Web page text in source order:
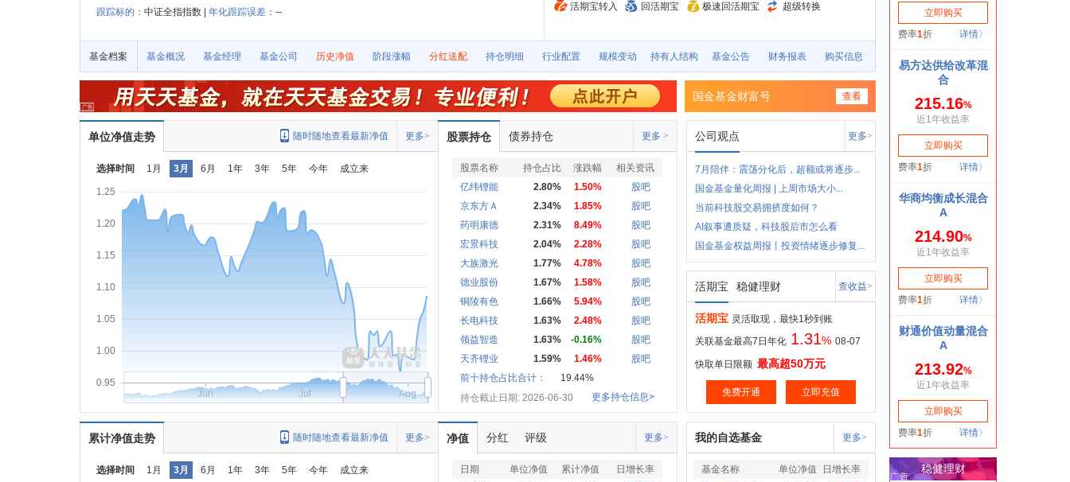
跟踪标的： 中证全指指数 | 年化跟踪误差： -- 活期宝转入 回活期宝 极速回活期宝 超级转换
基金档案 基金概况 基金经理 基金公司 历史净值 阶段涨幅 分红送配 持仓明细 行业配置 规模变动 持有人结构 基金公告 财务报表 购买信息
国金基金财富号 查看
单位净值走势 更多>
随时随地查看最新净值
选择时间 1月 3月 6月 1年 3年 5年 今年 成立来
0.95
1.00
1.05
1.10
1.15
1.20
1.25
Jun Jul Aug
股票持仓 债券持仓 更多 >
股票名称 持仓占比 涨跌幅
相关资讯
亿纬锂能
2.80% 1.50%
股吧
京东方Ａ
2.34% 1.85%
股吧
药明康德
2.31% 8.49%
股吧
宏景科技
2.04% 2.28%
股吧
大族激光
1.77% 4.78%
股吧
德业股份
1.67% 1.58%
股吧
铜陵有色
1.66% 5.94%
股吧
长电科技
1.63% 2.48%
股吧
领益智造
1.63% -0.16%
股吧
天齐锂业
1.59% 1.46%
股吧
前十持仓占比合计：
19.44%
持仓截止日期: 2026-06-30
更多持仓信息>
公司观点 更多>
7月陪伴：震荡分化后，超额或将逐步...
国金基金量化周报 | 上周市场大小...
当前科技股交易拥挤度如何？
AI叙事遭质疑，科技股后市怎么看
国金基金权益周报丨投资情绪逐步修复...
活期宝 稳健理财 查收益>
活期宝 灵活取现，最快1秒到账
关联基金最高7日年化 1.31% 08-07
快取单日限额 最高超50万元
免费开通 立即充值
累计净值走势 更多>
随时随地查看最新净值
选择时间 1月 3月 6月 1年 3年 5年 今年 成立来
净值 分红 评级 更多>
日期 单位净值 累计净值
日增长率
我的自选基金 更多>
基金名称 单位净值
日增长率